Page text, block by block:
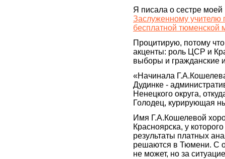
Я писала о сестре
Заслуженному учителю
бесплатной тюменской
Процитирую, потому
акценты: роль ЦСР и
выборы и гражданские
«Начинала
Дудинке -
Ненецкого округа,
Голодец, курирующая
Имя Г.А.Кошелевой
Красноярска, у
результаты платных
решаются в Тюмени. С
не может, но за